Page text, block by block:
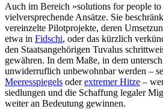
Auch im Bereich »solutions for people to
vielversprechende Ansätze. Sie
vereinzelte Pilotprojekte, deren
etwa in Fidschi, oder das kürzlich
den Staatsangehörigen Tuvalus
gewähren. In dem Maße, in dem
unwiderruflich unbewohnbar werden –
Meeresspiegels oderextremer Hitze –
sied­lungen und die Schaffung legaler
weiter an Bedeu­tung gewinnen.